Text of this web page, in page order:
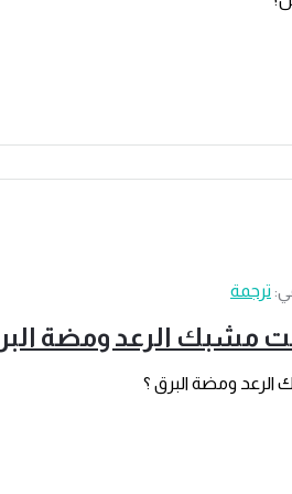
ترجمة
مشبك الرعد ومضة
ومضة البرق ؟